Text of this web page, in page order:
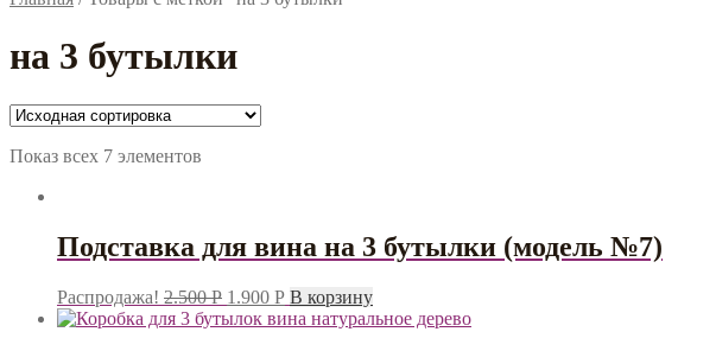
на 3 бутылки
Показ всех 7 элементов
Подставка для вина на 3 бутылки (модель №7)
Распродажа! 2.500Р 1.900 Р В корзину